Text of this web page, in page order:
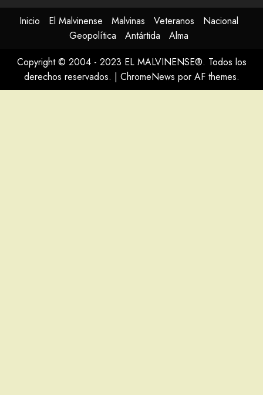
Inicio El Malvinense Malvinas Veteranos
Nacional
Geopolítica
Antártida
Alma
Copyright © 2004 - 2023 EL MALVINENSE®. Todos los
derechos reservados. | ChromeNews por AF themes.